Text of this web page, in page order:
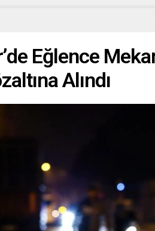
Eğlence
Alındı